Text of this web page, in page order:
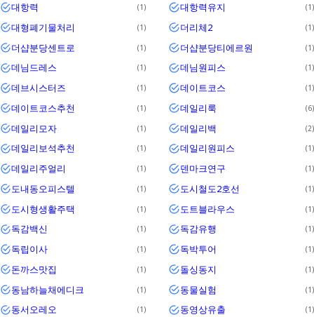
대항력 1 대항력유지 1
대형폐기물처리 1 더리체2 1
더샵분당센트로 1 더샵분당티에르원 1
데님드레스 1 데님원피스 1
데브시스터즈 1 데이트코스 1
데이트코스추천 1 데일리룩 6
데일리모자 1 데일리백 2
데일리보석추천 1 데일리원피스 1
데일리주얼리 1 덴마크연구 1
도내동오피스텔 1 도시철도2호선 1
도시형생활주택 1 도트블라우스 1
독감백신 1 독감유행 1
독립이사 1 독박투어 1
돈까스맛집 1 돌싱동지 1
동남하늘채에디크 1 동물실험 1
동서오레오 1 동영상유출 1